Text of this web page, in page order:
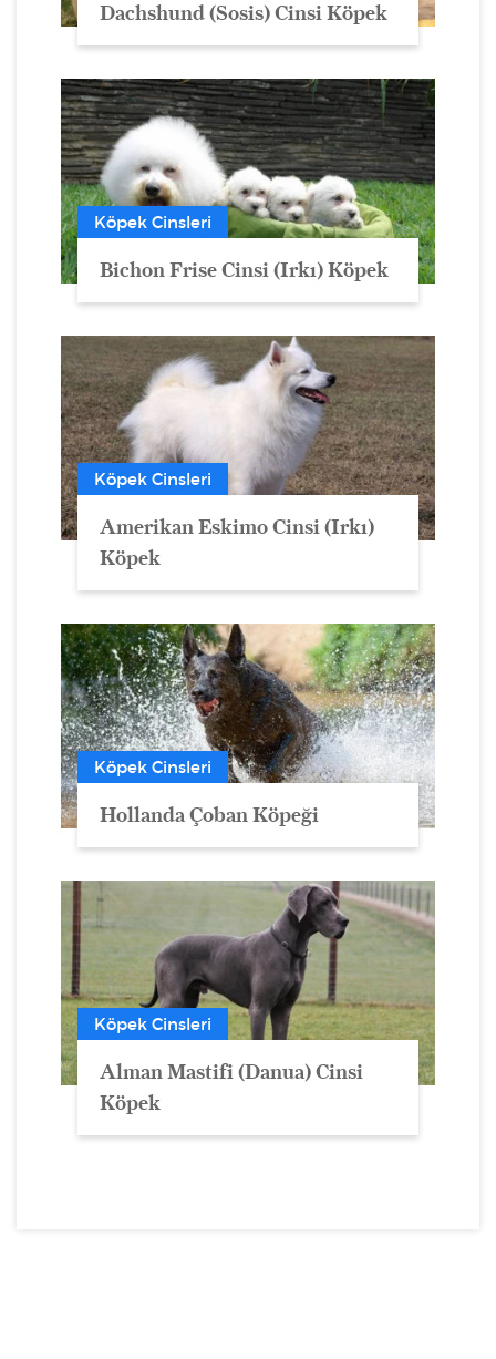
Dachshund (Sosis) Cinsi Köpek
Köpek Cinsleri
Bichon Frise Cinsi (Irkı) Köpek
Köpek Cinsleri
Amerikan Eskimo Cinsi (Irkı)
Köpek
Köpek Cinsleri
Hollanda Çoban Köpeği
Köpek Cinsleri
Alman Mastifi (Danua) Cinsi
Köpek